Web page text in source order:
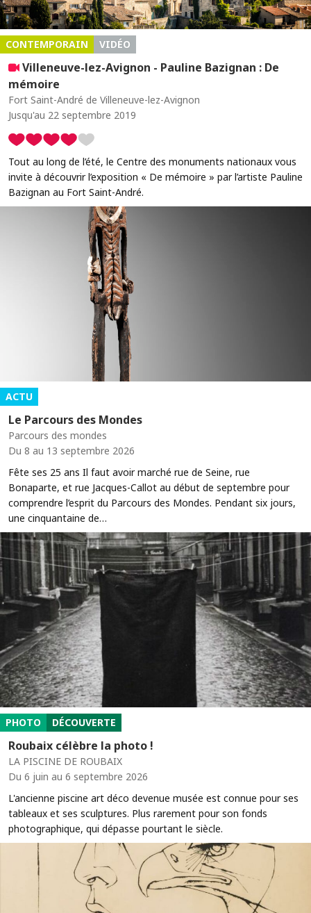
CONTEMPORAIN VIDÉO
Villeneuve-lez-Avignon - Pauline Bazignan : De
mémoire
Fort Saint-André de Villeneuve-lez-Avignon
Jusqu'au 22 septembre 2019
Tout au long de l’été, le Centre des monuments nationaux vous
invite à découvrir l’exposition « De mémoire » par l’artiste Pauline
Bazignan au Fort Saint-André.
ACTU
Le Parcours des Mondes
Parcours des mondes
Du 8 au 13 septembre 2026
Fête ses 25 ans Il faut avoir marché rue de Seine, rue
Bonaparte, et rue Jacques-Callot au début de septembre pour
comprendre l’esprit du Parcours des Mondes. Pendant six jours,
une cinquantaine de…
PHOTO DÉCOUVERTE
Roubaix célèbre la photo !
LA PISCINE DE ROUBAIX
Du 6 juin au 6 septembre 2026
L'ancienne piscine art déco devenue musée est connue pour ses
tableaux et ses sculptures. Plus rarement pour son fonds
photographique, qui dépasse pourtant le siècle.